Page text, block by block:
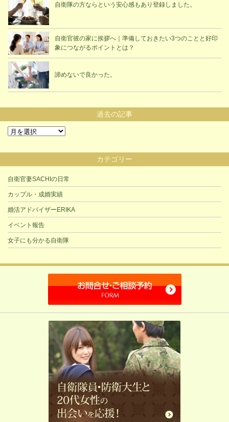
自衛隊の方ならという安心感もあり登録しました。
自衛官彼の家に挨拶へ｜準備しておきたい3つのことと好印
象につながるポイントとは？
諦めないで良かった。
過去の記事
の
カテゴリー
自衛官妻SACHIの日常
カップル・成婚実績
婚活アドバイザーERIKA
イベント報告
女子にも分かる自衛隊